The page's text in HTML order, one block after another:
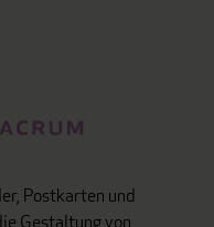
Postkarten und
Gestaltung von